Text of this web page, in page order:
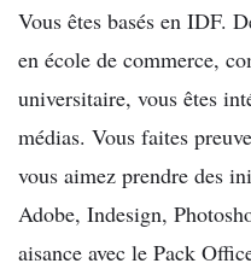
Vous êtes basés en IDF.
en école de commerce,
universitaire, vous êtes
médias. Vous faites
vous aimez prendre des
Adobe, Indesign,
aisance avec le Pack